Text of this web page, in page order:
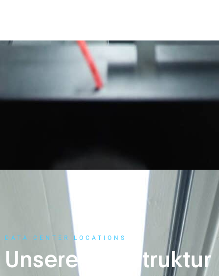
DATA CENTER LOCATIONS
Unsere Infrastruktur